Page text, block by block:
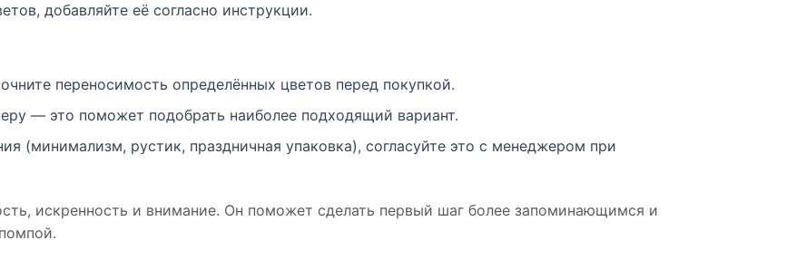
добавляйте её согласно инструкции.
переносимость определённых цветов перед покупкой.
— это поможет подобрать наиболее подходящий вариант.
(минимализм, рустик, праздничная упаковка), согласуйте это с менеджером при
искренность и внимание. Он поможет сделать первый шаг более запоминающимся и